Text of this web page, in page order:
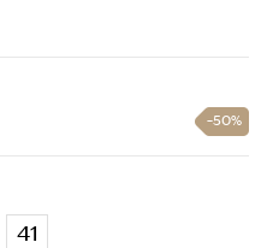
-50%
41